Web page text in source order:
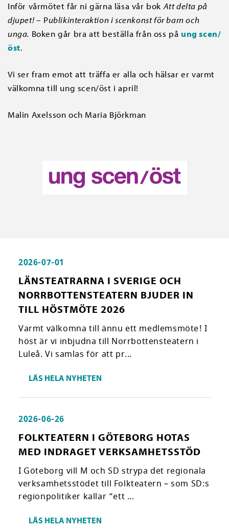
Inför vårmötet får ni gärna läsa vår bok Att delta på
djupet!– Publikinteraktion i scenkonst för barn och
unga. Boken går bra att beställa från oss på ung scen/
öst.
Vi ser fram emot att träffa er alla och hälsar er varmt
välkomna till ung scen/öst i april!
Malin Axelsson och Maria Björkman
2026-07-01
LÄNSTEATRARNA I SVERIGE OCH
NORRBOTTENSTEATERN BJUDER IN
TILL HÖSTMÖTE 2026
Varmt välkomna till ännu ett medlemsmöte! I
höst är vi inbjudna till Norrbottensteatern i
Luleå. Vi samlas för att pr...
LÄS HELA NYHETEN
2026-06-26
FOLKTEATERN I GÖTEBORG HOTAS
MED INDRAGET VERKSAMHETSSTÖD
I Göteborg vill M och SD strypa det regionala
verksamhetsstödet till Folkteatern – som SD:s
regionpolitiker kallar ”ett ...
LÄS HELA NYHETEN